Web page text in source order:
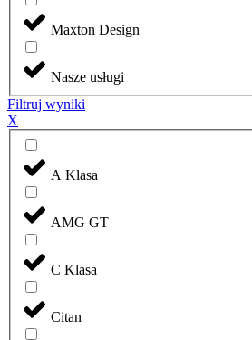
Maxton Design
Nasze usługi
Filtruj wyniki
X
A Klasa
AMG GT
C Klasa
Citan